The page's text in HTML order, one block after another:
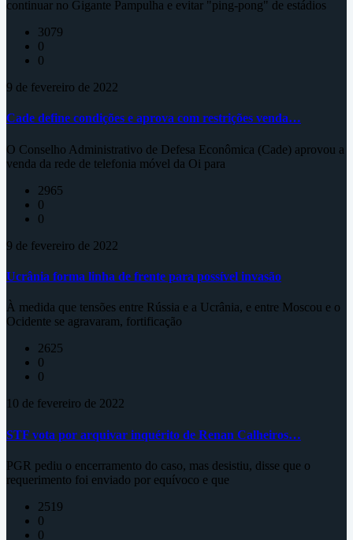
continuar no Gigante Pampulha e evitar "ping-pong" de estádios
3079
0
0
9 de fevereiro de 2022
Cade define condições e aprova com restrições venda…
O Conselho Administrativo de Defesa Econômica (Cade) aprovou a
venda da rede de telefonia móvel da Oi para
2965
0
0
9 de fevereiro de 2022
Ucrânia forma linha de frente para possível invasão
À medida que tensões entre Rússia e a Ucrânia, e entre Moscou e o
Ocidente se agravaram, fortificação
2625
0
0
10 de fevereiro de 2022
STF vota por arquivar inquérito de Renan Calheiros…
PGR pediu o encerramento do caso, mas desistiu, disse que o
requerimento foi enviado por equívoco e que
2519
0
0